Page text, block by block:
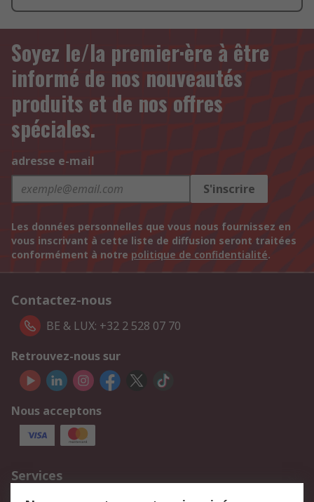
Soyez le/la premier·ère à être
informé de nos nouveautés
produits et de nos offres
spéciales.
adresse e-mail
S'inscrire
Les données personnelles que vous nous fournissez en
vous inscrivant à cette liste de diffusion seront traitées
conformément à notre politique de confidentialité.
Contactez-nous
BE & LUX: +32 2 528 07 70
Retrouvez-nous sur
Nous acceptons
Services